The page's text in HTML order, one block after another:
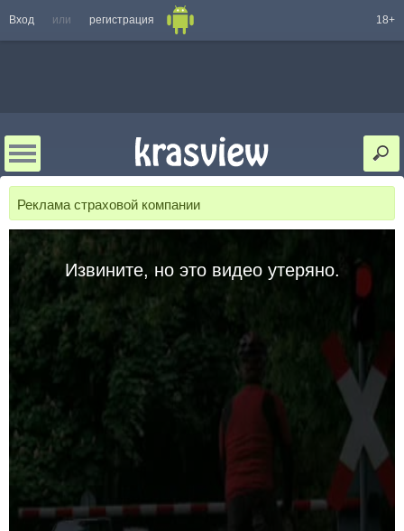
Вход или регистрация 18+
Реклама страховой компании
Извините, но это видео утеряно.